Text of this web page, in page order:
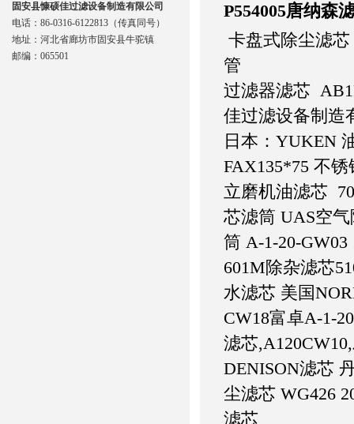
P554005唐纳森
卡盘式除尘滤
管
过滤器滤芯
佳过滤设备制造
日本：YUKEN
FAX135*75 不锈
立磨机油滤芯
芯滤筒 UAS空
筒 A-1-20-GW03
601M除杂滤芯
水滤芯 美国
CW18富卓A-1-
滤芯
DENISON滤芯
尘滤芯 WG426
滤芯
固安县慷硕佳过滤设备制造有限公司
电话：86-0316-6122813（传真同号）
地址：河北省廊坊市固安县牛驼镇
邮编：065501